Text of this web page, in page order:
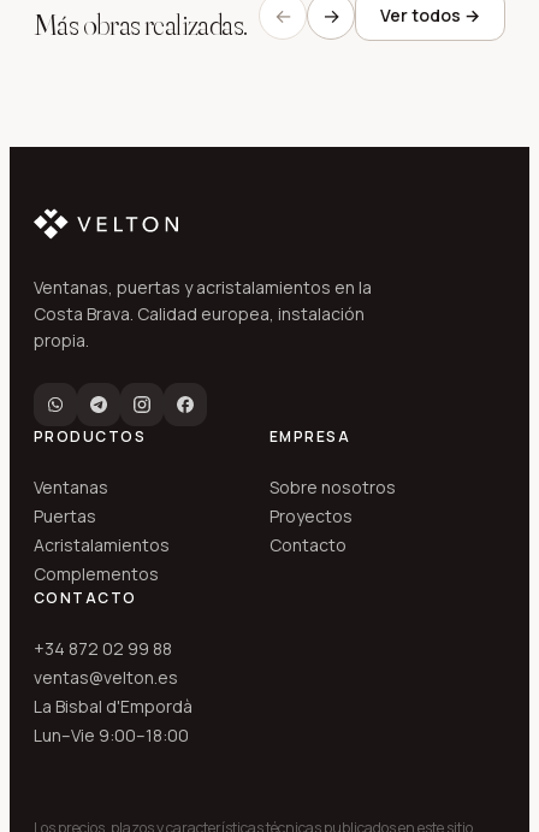
Más obras realizadas. ← → Ver todos →
Villas en Mas Nou Chalet
Ventanas, puertas y acristalamientos en la
Costa Brava. Calidad europea, instalación
propia.
PRODUCTOS
Ventanas
Puertas
Acristalamientos
Complementos
EMPRESA
Sobre nosotros
Proyectos
Contacto
CONTACTO
+34 872 02 99 88
ventas@velton.es
La Bisbal d'Empordà
Lun–Vie 9:00–18:00